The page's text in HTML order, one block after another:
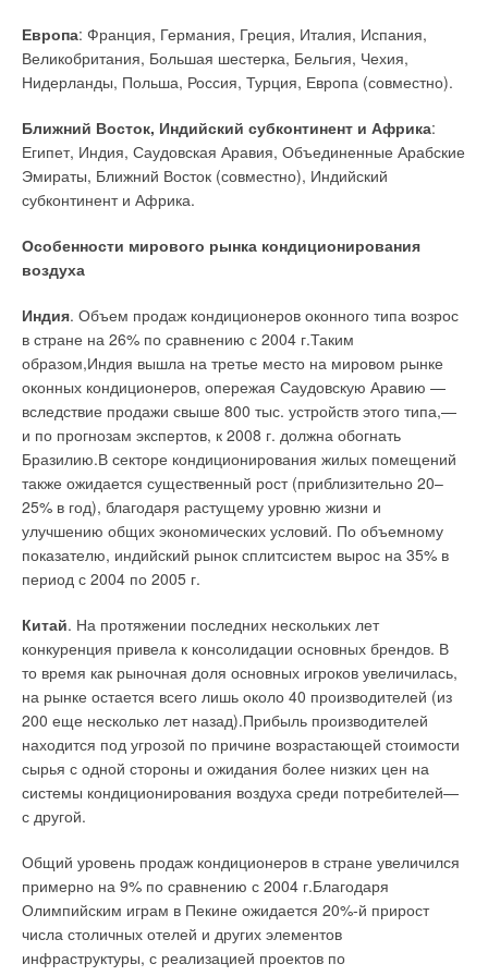
Европа: Франция, Германия, Греция, Италия, Испания,
Великобритания, Большая шестерка, Бельгия, Чехия,
Нидерланды, Польша, Россия, Турция, Европа (совместно).
Ближний Восток, Индийский субконтинент и Африка:
Египет, Индия, Саудовская Аравия, Объединенные Арабские
Эмираты, Ближний Восток (совместно), Индийский
субконтинент и Африка.
Особенности мирового рынка кондиционирования
воздуха
Индия. Объем продаж кондиционеров оконного типа возрос
в стране на 26% по сравнению с 2004 г.Таким
образом,Индия вышла на третье место на мировом рынке
оконных кондиционеров, опережая Саудовскую Аравию —
вследствие продажи свыше 800 тыс. устройств этого типа,—
и по прогнозам экспертов, к 2008 г. должна обогнать
Бразилию.В секторе кондиционирования жилых помещений
также ожидается существенный рост (приблизительно 20–
25% в год), благодаря растущему уровню жизни и
улучшению общих экономических условий. По объемному
показателю, индийский рынок сплитсистем вырос на 35% в
период с 2004 по 2005 г.
Китай. На протяжении последних нескольких лет
конкуренция привела к консолидации основных брендов. В
то время как рыночная доля основных игроков увеличилась,
на рынке остается всего лишь около 40 производителей (из
200 еще несколько лет назад).Прибыль производителей
находится под угрозой по причине возрастающей стоимости
сырья с одной стороны и ожидания более низких цен на
системы кондиционирования воздуха среди потребителей—
с другой.
Общий уровень продаж кондиционеров в стране увеличился
примерно на 9% по сравнению с 2004 г.Благодаря
Олимпийским играм в Пекине ожидается 20%-й прирост
числа столичных отелей и других элементов
инфраструктуры, с реализацией проектов по
AKATHERM готов поделиться с вами своими знаниями в
области трубопроводных систем из полиэтилена, предлагая
практические курсы подготовки и техническую литературу.
Для любого проекта кровельного дренажа AKASISON
Читайте по теме:
→ Новейшие трубопроводные системы
→ Обзор систем защиты от протечек 2026
→
ЖУРНАЛ СОК ИЮНЬ 2026
→
Система Качества РЕХАУ: как цифровые технологии
помогают защитить рынок от подделок
ЖУРНАЛ СОК ИЮНЬ 2026
→
Термоокислительная деструкция — основной фактор
ЖУРНАЛ СОК МАЙ 2026
Уведомления отключены
Комментарии
В этой теме еще нет комментариев
Добавить комментарий
Текст комментария
расходами сред и их физико-химическими свойствами,
температурной программой и допустимой потерей напора
по горячей и холодной стороне. Пластины изготавливаются
позволяет обеспечивать максимальную стойкость в течение
многих лет.
Все теплообменники проходят предпродажные испытания
сертификаты. Для приобретения данной продукции
обращайтесь в ближайшее отделение компании «Элита»,
и маркетинговую поддержку. Менеджеры компании
обеспечат поставки теплообменников на объект заказчика,
используя свои основные преимущества:
склад, близкий к клиенту благодаря развитой сети
региональных отделений;
скорость, с которой компания гарантирует поставку
материалов в любую точку России в кратчайшие сроки;
Сервис, который гарантирован клиенту во всех
федеральных округах России, т.к. специалисты «Элиты»
быстро отработают ваши заявки и подберут необходимое
оборудование в соответствии с указанной
спецификацией.
Читайте по теме:
→
TERMA — производитель нагревателей воздуха и сухих
градирен для котельных и когенерационных установок
ЖУРНАЛ СОК ОКТЯБРЬ 2017
→ Стандарт AHRI: теперь в глобальном масштабе
→ Очистка сточных вод
ЖУРНАЛ СОК ИЮНЬ 2010
→ Экономичные насосы от «Элиты»
центра страны
ЖУРНАЛ СОК МАЙ 2005
Добавить комментарий
Ваше имя *
Ваш E-mail *